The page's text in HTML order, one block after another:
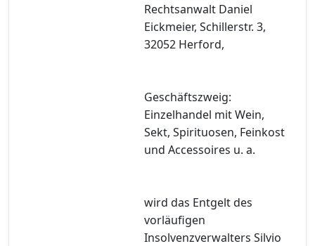
Rechtsanwalt Daniel
Eickmeier, Schillerstr. 3,
32052 Herford,
Geschäftszweig:
Einzelhandel mit Wein,
Sekt, Spirituosen, Feinkost
und Accessoires u. a.
wird das Entgelt des
vorläufigen
Insolvenzverwalters Silvio